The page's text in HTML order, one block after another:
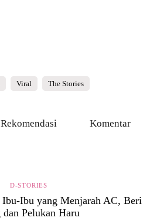
Viral The Stories
Rekomendasi Komentar
D-STORIES
Ibu yang Menjarah AC, Beri
dan Pelukan Haru